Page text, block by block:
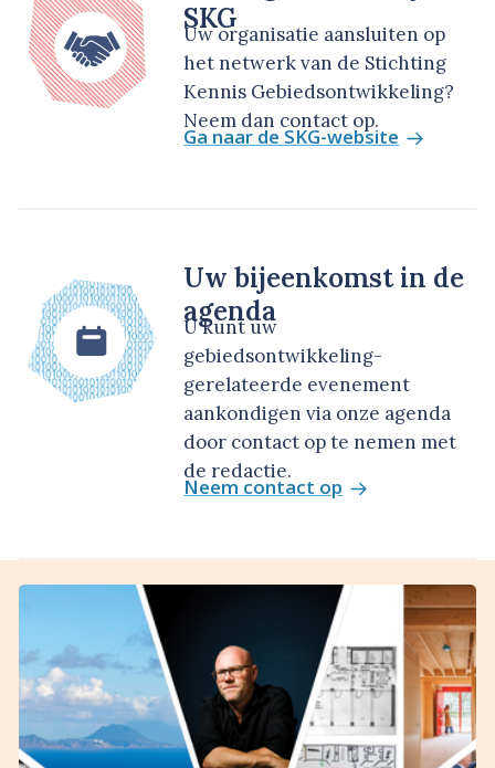
SKG
Uw organisatie aansluiten op
het netwerk van de Stichting
Kennis Gebiedsontwikkeling?
Neem dan contact op.
Ga naar de SKG-website
Uw bijeenkomst in de
agenda
U kunt uw
gebiedsontwikkeling-
gerelateerde evenement
aankondigen via onze agenda
door contact op te nemen met
de redactie.
Neem contact op